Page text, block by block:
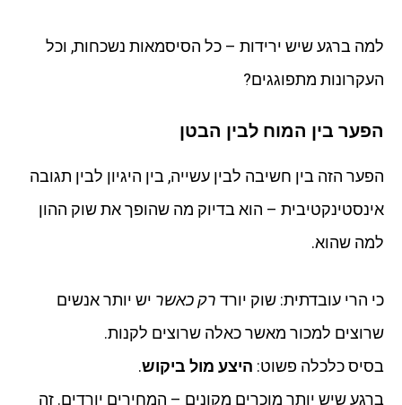
למה ברגע שיש ירידות – כל הסיסמאות נשכחות, וכל
העקרונות מתפוגגים?
הפער בין המוח לבין הבטן
הפער הזה בין חשיבה לבין עשייה, בין היגיון לבין תגובה
אינסטינקטיבית – הוא בדיוק מה שהופך את שוק ההון
למה שהוא.
כי הרי עובדתית: שוק יורד רק כאשר יש יותר אנשים
שרוצים למכור מאשר כאלה שרוצים לקנות.
בסיס כלכלה פשוט: היצע מול ביקוש.
ברגע שיש יותר מוכרים מקונים – המחירים יורדים. זה